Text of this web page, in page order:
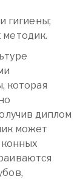
гигиены;
которая
диплом
может